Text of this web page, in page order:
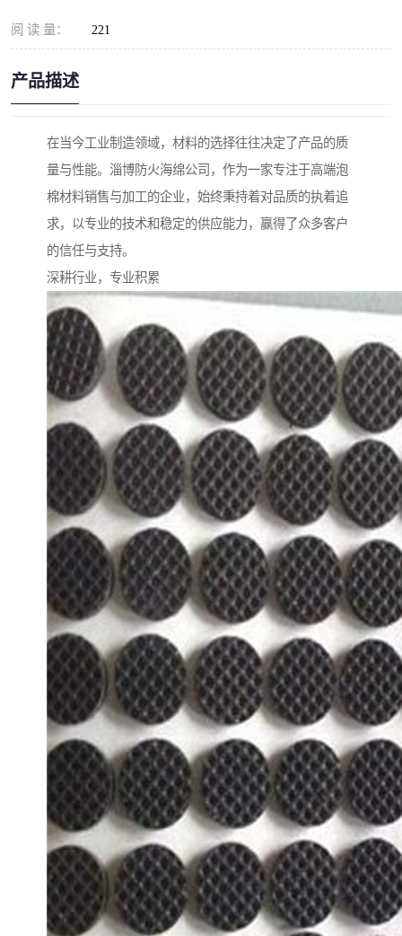
阅 读 量： 221
产品描述
在当今工业制造领域，材料的选择往往决定了产品的质
量与性能。淄博防火海绵公司，作为一家专注于高端泡
棉材料销售与加工的企业，始终秉持着对品质的执着追
求，以专业的技术和稳定的供应能力，赢得了众多客户
的信任与支持。
深耕行业，专业积累